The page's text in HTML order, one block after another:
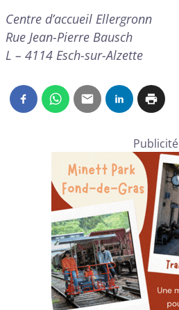
Centre d’accueil Ellergronn
Rue Jean-Pierre Bausch
L – 4114 Esch-sur-Alzette
Publicité